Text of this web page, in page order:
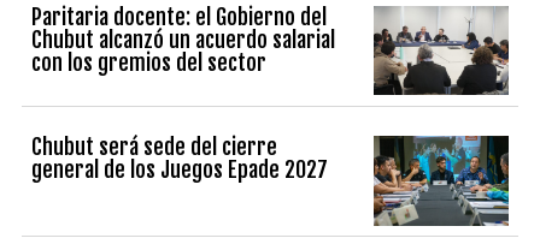
Paritaria docente: el Gobierno del
Chubut alcanzó un acuerdo salarial
con los gremios del sector
Chubut será sede del cierre
general de los Juegos Epade 2027